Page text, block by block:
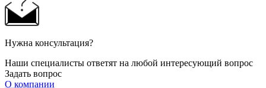
Нужна консультация?
Наши специалисты ответят на любой интересующий вопрос
Задать вопрос
О компании